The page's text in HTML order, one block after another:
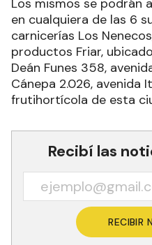
Los mismos se podrán
en cualquiera de las 6
carnicerías Los
productos Friar,
Deán Funes 358,
Cánepa 2.026, avenida
frutihortícola de esta
Recibí las
RECIBIR